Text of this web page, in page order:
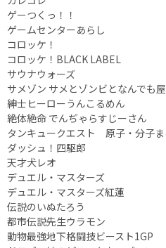
ゲーつくっ！！
ゲームセンターあらし
コロッケ！
コロッケ！BLACK LABEL
サウナウォーズ
サメゾン サメとゾンビとなんでも屋
紳士ヒーローうんこるめん
絶体絶命 でんぢゃらすじーさん
タンキュークエスト 原子・分子
ダッシュ！四駆郎
天才犬レオ
デュエル・マスターズ
デュエル・マスターズ紅蓮
伝説のいぬたろう
都市伝説先生ウラモン
動物最強地下格闘技ビースト1GP